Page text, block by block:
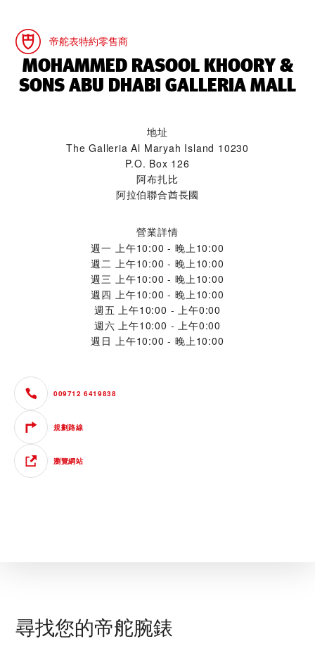
帝舵表特約零售商
‭MOHAMMED RASOOL KHOORY &
SONS ABU DHABI GALLERIA MALL‬
地址
The Galleria Al Maryah Island 10230
P.O. Box 126
阿布扎比
阿拉伯聯合酋長國
營業詳情
週一 上午10:00 - 晚上10:00
週二 上午10:00 - 晚上10:00
週三 上午10:00 - 晚上10:00
週四 上午10:00 - 晚上10:00
週五 上午10:00 - 上午0:00
週六 上午10:00 - 上午0:00
週日 上午10:00 - 晚上10:00
009712 6419838
規劃路線
瀏覽網站
尋找您的帝舵腕錶